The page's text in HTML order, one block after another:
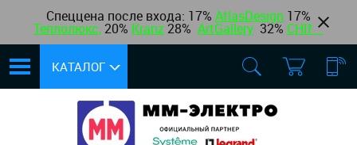
Спеццена после входа: 17% AtlasDesign 17%
Теплолюкс, 20% Kranz 28% ArtGallery 32% CHINT
КАТАЛОГ